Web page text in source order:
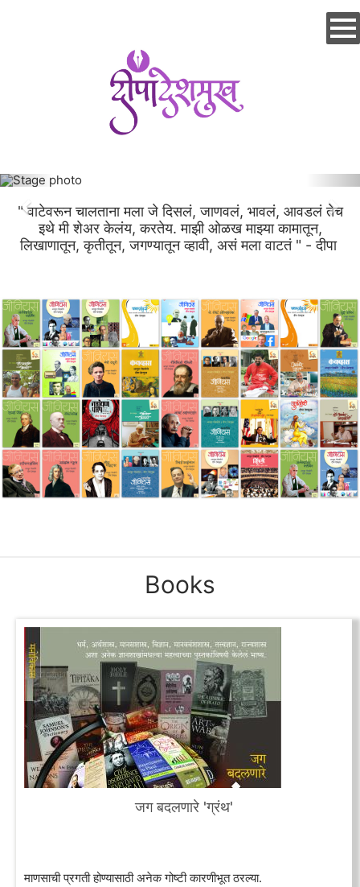
" वाटेवरून चालताना मला जे दिसलं, जाणवलं, भावलं, आवडलं तेच
इथे मी शेअर केलंय, करतेय. माझी ओळख माझ्या कामातून,
लिखाणातून, कृतीतून, जगण्यातून व्हावी, असं मला वाटतं " - दीपा
Books
जग बदलणारे 'ग्रंथ'
माणसाची प्रगती होण्यासाठी अनेक गोष्टी कारणीभूत ठरल्या.